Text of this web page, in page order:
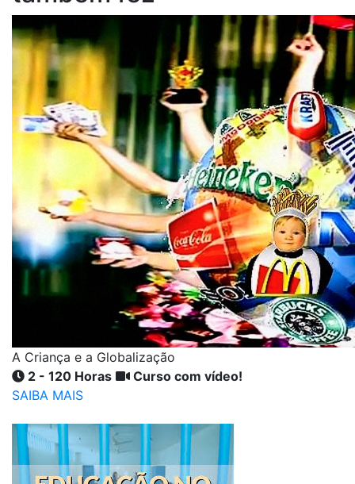
A Criança e a Globalização
2 - 120 Horas
Curso com vídeo!
SAIBA MAIS